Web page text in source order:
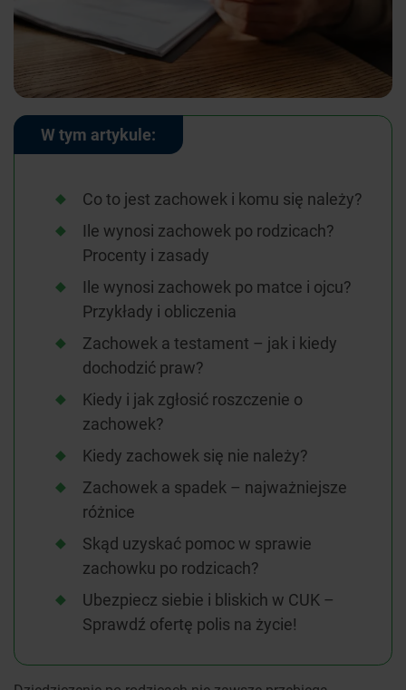
W tym artykule:
Co to jest zachowek i komu się należy?
Ile wynosi zachowek po rodzicach?
Procenty i zasady
Ile wynosi zachowek po matce i ojcu?
Przykłady i obliczenia
Zachowek a testament – jak i kiedy
dochodzić praw?
Kiedy i jak zgłosić roszczenie o
zachowek?
Kiedy zachowek się nie należy?
Zachowek a spadek – najważniejsze
różnice
Skąd uzyskać pomoc w sprawie
zachowku po rodzicach?
Ubezpiecz siebie i bliskich w CUK –
Sprawdź ofertę polis na życie!